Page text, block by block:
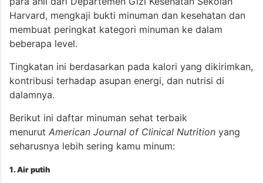
Harvard, mengkaji bukti minuman dan kesehatan dan
membuat peringkat kategori minuman ke dalam
beberapa level.
Tingkatan ini berdasarkan pada kalori yang dikirimkan,
kontribusi terhadap asupan energi, dan nutrisi di
dalamnya.
Berikut ini daftar minuman sehat terbaik
menurut American Journal of Clinical Nutrition yang
seharusnya lebih sering kamu minum:
1. Air putih